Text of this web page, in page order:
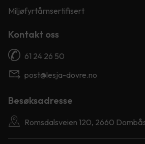
Miljøfyrtårnsertifisert
Kontakt oss
61 24 26 50
post@lesja-dovre.no
Besøksadresse
Romsdalsveien 120, 2660